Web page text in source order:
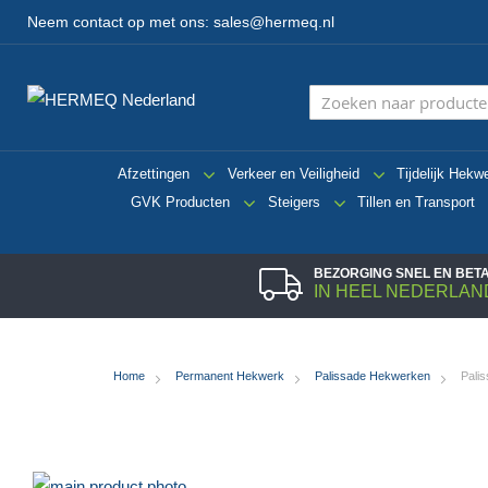
Neem contact op met ons: sales@hermeq.nl
Afzettingen Verkeer en Veiligheid Tijdelijk
GVK Producten
Steigers Tillen en Transport
BEZORGING SNEL EN
IN HEEL
Home Permanent Hekwerk Palissade Hekwerken